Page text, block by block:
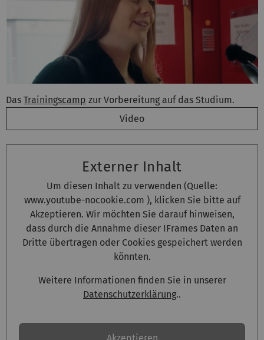
Das Trainingscamp zur Vorbereitung auf das Studium.
Video
Externer Inhalt
Um diesen Inhalt zu verwenden (Quelle:
www.youtube-nocookie.com ), klicken Sie bitte auf
Akzeptieren. Wir möchten Sie darauf hinweisen,
dass durch die Annahme dieser IFrames Daten an
Dritte übertragen oder Cookies gespeichert werden
könnten.
Weitere Informationen finden Sie in unserer
Datenschutzerklärung..
Akzeptieren